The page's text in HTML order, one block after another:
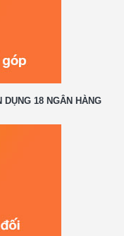
18 NGÂN HÀNG